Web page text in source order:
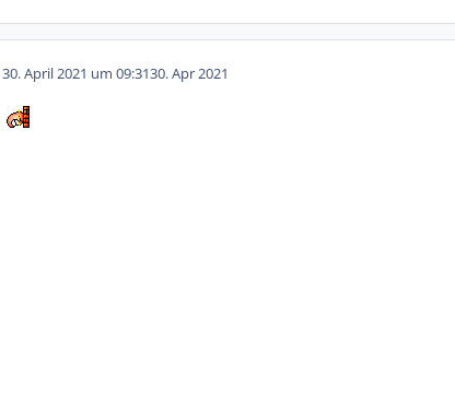
30. April 2021 um 09:3130. Apr 2021